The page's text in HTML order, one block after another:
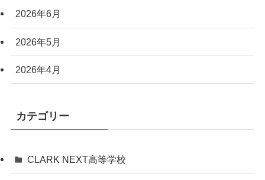
2026年6月
2026年5月
2026年4月
カテゴリー
CLARK NEXT高等学校